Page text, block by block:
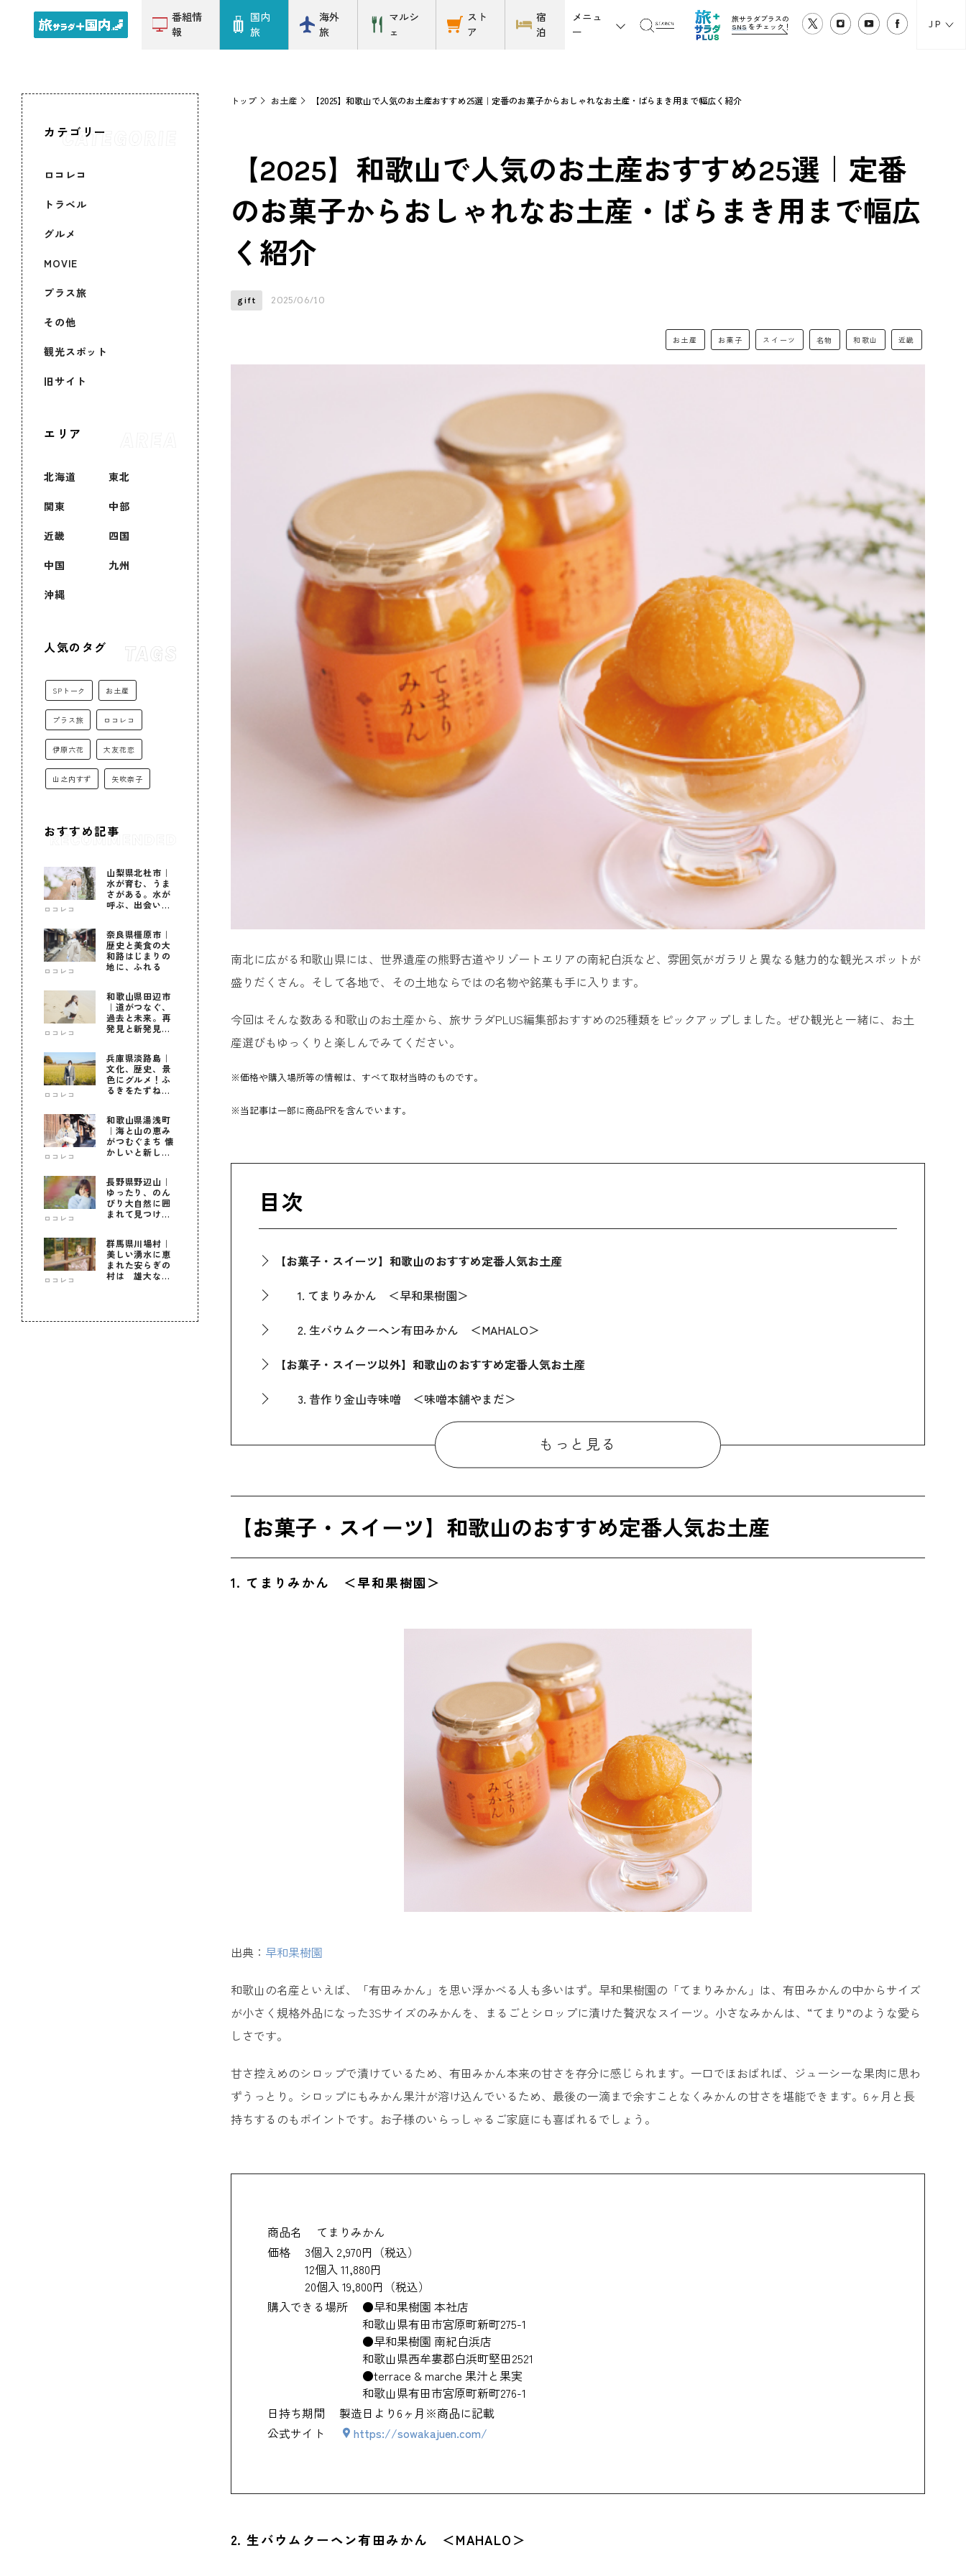
番組情
報
国内
旅
海外
旅
マルシ
ェ
スト
ア
宿
泊
メニュ
ー
旅サラダプラスの
SNS をチェック！ JP
カテゴリー
ロコレコ
トラベル
グルメ
MOVIE
プラス旅
その他
観光スポット
旧サイト
エリア
北海道 東北
関東 中部
近畿 四国
中国 九州
沖縄
人気のタグ
SPトーク お土産
プラス旅 ロコレコ
伊原六花 大友花恋
山之内すず 矢吹奈子
おすすめ記事
ロコレコ
山梨県北杜市｜
水が育む、うま
さがある。水が
呼ぶ、出会いが
ロコレコ
奈良県橿原市｜
歴史と美食の大
和路はじまりの
地に、ふれる
ロコレコ
和歌山県田辺市
｜道がつなぐ、
過去と未来。再
発見と新発見の
ロコレコ
兵庫県淡路島｜
文化、歴史、景
色にグルメ！ふ
るきをたずねて
ロコレコ
和歌山県湯浅町
｜海と山の恵み
がつむぐまち 懐
かしいと新しい
ロコレコ
長野県野辺山｜
ゆったり、のん
びり大自然に囲
まれて見つけ
ロコレコ
群馬県川場村｜
美しい湧水に恵
まれた安らぎの
村は 雄大な自
トップ お土産 【2025】和歌山で人気のお土産おすすめ25選｜定番のお菓子からおしゃれなお土産・ばらまき用まで幅広く紹介
【2025】和歌山で人気のお土産おすすめ25選｜定番
のお菓子からおしゃれなお土産・ばらまき用まで幅広
く紹介
gift 2025/06/10
お土産 お菓子 スイーツ 名物 和歌山 近畿
南北に広がる和歌山県には、世界遺産の熊野古道やリゾートエリアの南紀白浜など、雰囲気がガラリと異なる魅力的な観光スポットが
盛りだくさん。そして各地で、その土地ならではの名物や銘菓も手に入ります。
今回はそんな数ある和歌山のお土産から、旅サラダPLUS編集部おすすめの25種類をピックアップしました。ぜひ観光と一緒に、お土
産選びもゆっくりと楽しんでみてください。
※価格や購入場所等の情報は、すべて取材当時のものです。
※当記事は一部に商品PRを含んでいます。
目次
【お菓子・スイーツ】和歌山のおすすめ定番人気お土産
1. てまりみかん ＜早和果樹園＞
2. 生バウムクーヘン有田みかん ＜MAHALO＞
【お菓子・スイーツ以外】和歌山のおすすめ定番人気お土産
3. 昔作り金山寺味噌 ＜味噌本舗やまだ＞
4. 釜揚げしらす ＜福扇水産＞
ばらまき用に最適！和歌山のおすすめ人気お土産
6. 柚もなか ＜福菱＞
日持ちしやすい和歌山のおすすめ人気お土産
11. まぐろのとろ炊き ＜紀南水産＞
12. じゃばらぽん酢 ＜熊野鼓動＞
13. 生一本黒豆 ＜湯浅醤油＞
和歌山で買えるおしゃれな人気お土産
15. 梅干し ほんのきもち ＜五代庵＞
16. じゃばら酒 ＜𠮷村秀雄商店＞
【和歌山限定】和歌山でしか買えないお土産
17. お滝もち ＜和か屋本店＞
19. 熊野もうで餅 ＜珍重庵＞
20. 南方熊楠っまんじゅう ＜菓匠 二宮＞
23. スーパー駅長 たまあられ ＜増田米菓＞
24. 有田産みかんゼリー ＜梅義＞
25. 田辺っ子 ＜七福堂＞
和歌山でお土産を買うのにおすすめの場所
和歌山駅周辺
和歌山マリーナシティ
高野山エリア
もっと見る
【お菓子・スイーツ】和歌山のおすすめ定番人気お土産
1. てまりみかん ＜早和果樹園＞
出典： 早和果樹園
和歌山の名産といえば、「有田みかん」を思い浮かべる人も多いはず。早和果樹園の「てまりみかん」は、有田みかんの中からサイズ
が小さく規格外品になった3Sサイズのみかんを、まるごとシロップに漬けた贅沢なスイーツ。小さなみかんは、“てまり”のような愛ら
しさです。
甘さ控えめのシロップで漬けているため、有田みかん本来の甘さを存分に感じられます。一口でほおばれば、ジューシーな果肉に思わ
ずうっとり。シロップにもみかん果汁が溶け込んでいるため、最後の一滴まで余すことなくみかんの甘さを堪能できます。6ヶ月と長
持ちするのもポイントです。お子様のいらっしゃるご家庭にも喜ばれるでしょう。
商品名
てまりみかん
価格
3個入 2,970円（税込）
12個入 11,880円
20個入 19,800円（税込）
購入できる場所
●早和果樹園 本社店
和歌山県有田市宮原町新町275-1
●早和果樹園 南紀白浜店
和歌山県西牟婁郡白浜町堅田2521
●terrace & marche 果汁と果実
和歌山県有田市宮原町新町276-1
日持ち期間
製造日より6ヶ月※商品に記載
公式サイト
https://sowakajuen.com/
2. 生バウムクーヘン有田みかん ＜MAHALO＞